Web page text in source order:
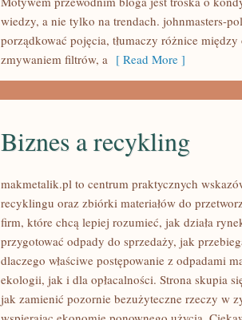
wiedzy, a nie tylko na trendach. johnmasters-
porządkować pojęcia, tłumaczy różnice
zmywaniem filtrów, a [ Read More ]
Biznes a recykling
makmetalik.pl to centrum praktycznych
recyklingu oraz zbiórki materiałów do
firm, które chcą lepiej rozumieć, jak działa
przygotować odpady do sprzedaży, jak
dlaczego właściwe postępowanie z odpadami
ekologii, jak i dla opłacalności. Strona skupia
jak zamienić pozornie bezużyteczne rzeczy w